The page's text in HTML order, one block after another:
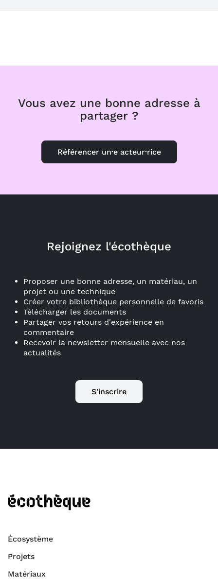
Vous avez une bonne adresse à
partager ?
Référencer un·e acteur·rice
Rejoignez l'écothèque
Proposer une bonne adresse, un matériau, un
projet ou une technique
Créer votre bibliothèque personnelle de favoris
Télécharger les documents
Partager vos retours d'expérience en
commentaire
Recevoir la newsletter mensuelle avec nos
actualités
S'inscrire
Écosystème
Projets
Matériaux